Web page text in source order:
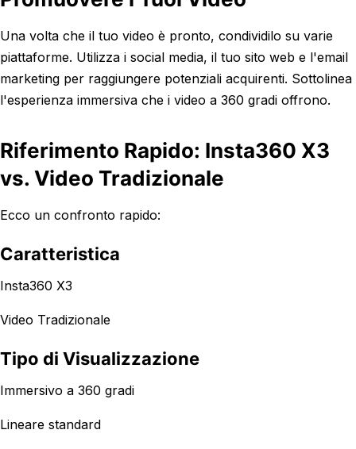
Una volta che il tuo video è pronto, condividilo su varie
piattaforme. Utilizza i social media, il tuo sito web e l'email
marketing per raggiungere potenziali acquirenti. Sottolinea
l'esperienza immersiva che i video a 360 gradi offrono.
Riferimento Rapido: Insta360 X3
vs. Video Tradizionale
Ecco un confronto rapido:
Caratteristica
Insta360 X3
Video Tradizionale
Tipo di Visualizzazione
Immersivo a 360 gradi
Lineare standard